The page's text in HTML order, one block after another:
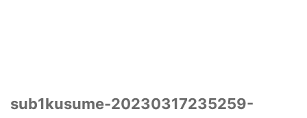
sub1kusume-20230317235259-